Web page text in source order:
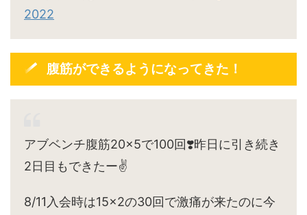
2022
腹筋ができるようになってきた！
アブベンチ腹筋20×5で100回❣️昨日に引き続き
2日目もできたー✌️
8/11入会時は15×2の30回で激痛が来たのに今